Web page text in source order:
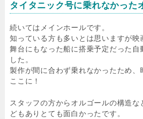
タイタニック号に乗れなかった
続いてはメインホールです。
知っている方も多いとは思いますが映
舞台にもなった船に搭乗予定だった自
した。
製作が間に合わず乗れなかったため、
ここに！
スタッフの方からオルゴールの構造な
どもありとても面白かったです。